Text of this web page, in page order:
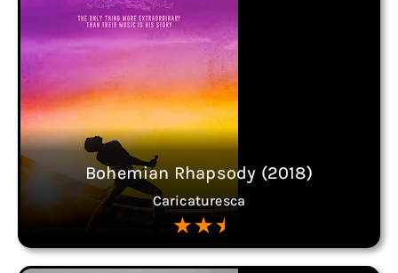
Bohemian Rhapsody (2018)
Caricaturesca